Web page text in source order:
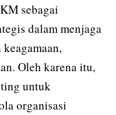
sebagai
dalam menjaga
Oleh karena itu,
untuk
organisasi